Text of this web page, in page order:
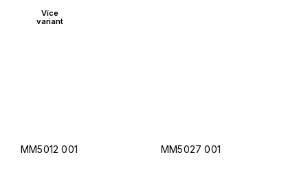
Více
variant
MM5012 001 MM5027 001